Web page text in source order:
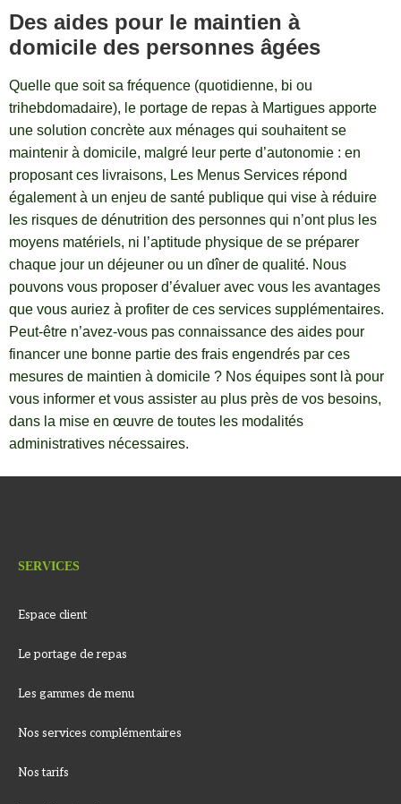
Des aides pour le maintien à
domicile des personnes âgées
Quelle que soit sa fréquence (quotidienne, bi ou
trihebdomadaire), le portage de repas à Martigues apporte
une solution concrète aux ménages qui souhaitent se
maintenir à domicile, malgré leur perte d’autonomie : en
proposant ces livraisons, Les Menus Services répond
également à un enjeu de santé publique qui vise à réduire
les risques de dénutrition des personnes qui n’ont plus les
moyens matériels, ni l’aptitude physique de se préparer
chaque jour un déjeuner ou un dîner de qualité. Nous
pouvons vous proposer d’évaluer avec vous les avantages
que vous auriez à profiter de ces services supplémentaires.
Peut-être n’avez-vous pas connaissance des aides pour
financer une bonne partie des frais engendrés par ces
mesures de maintien à domicile ? Nos équipes sont là pour
vous informer et vous assister au plus près de vos besoins,
dans la mise en œuvre de toutes les modalités
administratives nécessaires.
SERVICES
Espace client
Le portage de repas
Les gammes de menu
Nos services complémentaires
Nos tarifs